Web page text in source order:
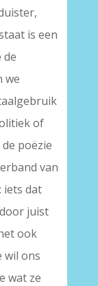
is een
de
we
of
poëzie
van
iets dat
juist
ook
wil ons
wat ze